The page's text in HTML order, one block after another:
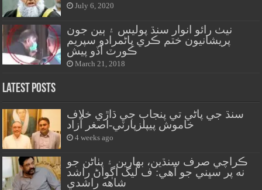
July 6, 2020
نيٺ رائو انوار سنڌ پوليس ۽ ٻين جون
پريشانيون ختم ڪري پاڻمرادو سپريم
ڪورٽ آڏو پيش
March 21, 2018
Latest Posts
سنڌ جي پاڻي تي پنجاب جي ڌاڙي خلاف
خاموش پيپلزپارٽي-اصغر آزاد
4 weeks ago
ڪراچي صرف سنڌين، بهارين ۽ پٺاڻن جو
نه پر سڀني جو آهي: ف ليگ اڳواڻ راشد
شاهه راشدي